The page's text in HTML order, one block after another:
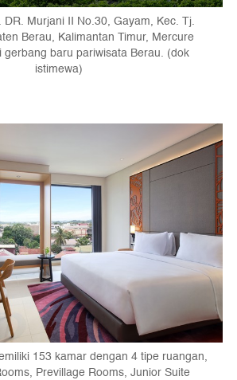
DR. Murjani II No.30, Gayam, Kec. Tj.
Berau, Kalimantan Timur, Mercure
gerbang baru pariwisata Berau. (dok
istimewa)
153 kamar dengan 4 tipe ruangan,
Previllage Rooms, Junior Suite